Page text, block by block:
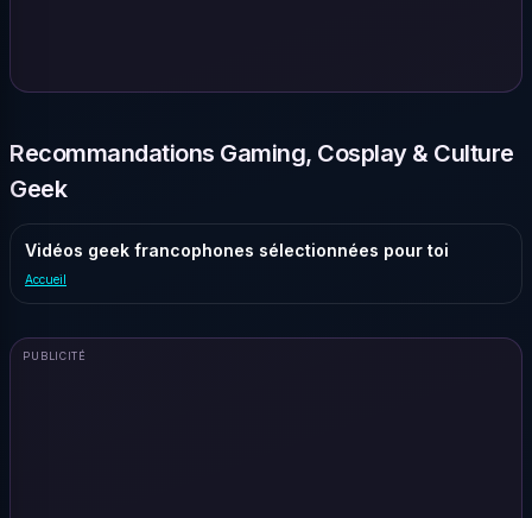
Recommandations Gaming, Cosplay & Culture
Geek
Vidéos geek francophones sélectionnées pour toi
Accueil
PUBLICITÉ